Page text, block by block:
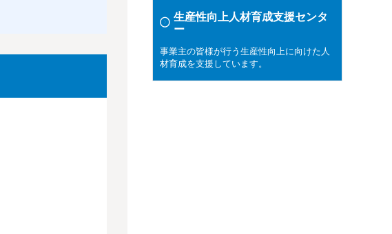
生産性向上人材育成支援センタ
ー
事業主の皆様が行う生産性向上に向けた人
材育成を支援しています。